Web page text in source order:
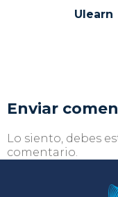
Ulearn
Enviar
Lo siento, debes
comentario.